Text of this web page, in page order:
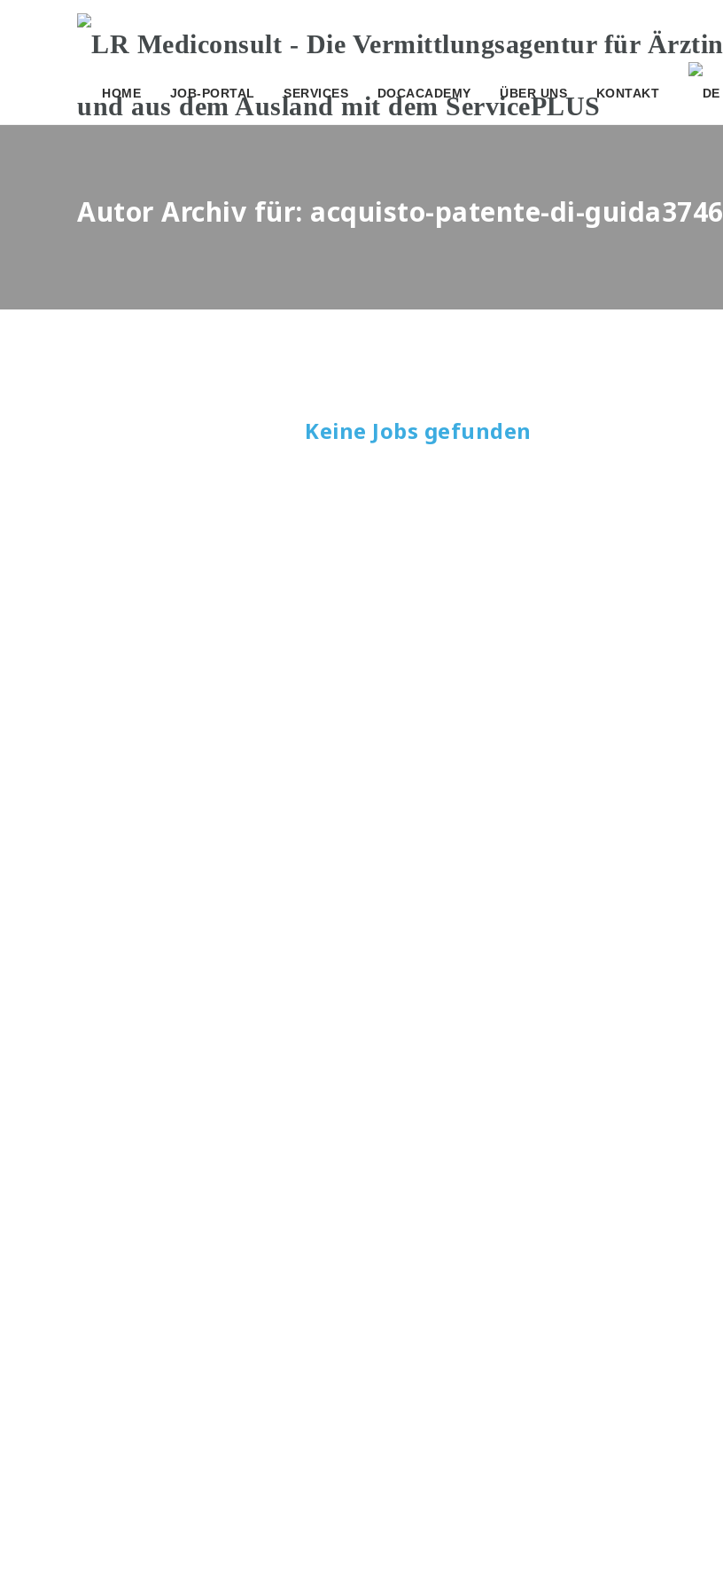
HOME JOB-PORTAL SERVICES DOCACADEMY ÜBER UNS KONTAKT
Autor Archiv für: acquisto-patente-di-guida3746
Keine Jobs gefunden